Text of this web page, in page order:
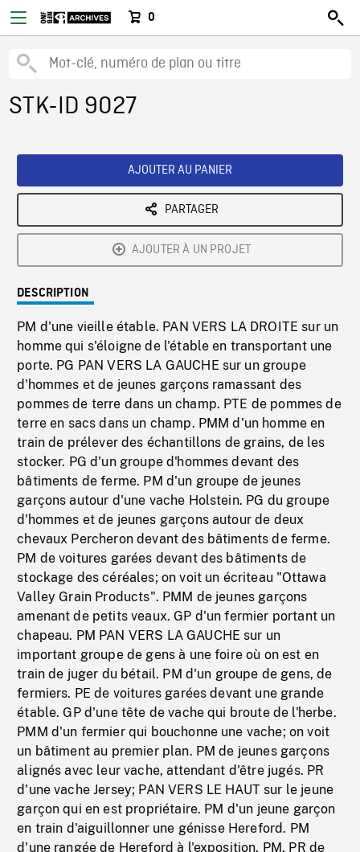
0
STK-ID 9027
AJOUTER AU PANIER
PARTAGER
AJOUTER À UN PROJET
DESCRIPTION
PM d'une vieille étable. PAN VERS LA DROITE sur un
homme qui s'éloigne de l'étable en transportant une
porte. PG PAN VERS LA GAUCHE sur un groupe
d'hommes et de jeunes garçons ramassant des
pommes de terre dans un champ. PTE de pommes de
terre en sacs dans un champ. PMM d'un homme en
train de prélever des échantillons de grains, de les
stocker. PG d'un groupe d'hommes devant des
bâtiments de ferme. PM d'un groupe de jeunes
garçons autour d'une vache Holstein. PG du groupe
d'hommes et de jeunes garçons autour de deux
chevaux Percheron devant des bâtiments de ferme.
PM de voitures garées devant des bâtiments de
stockage des céréales; on voit un écriteau "Ottawa
Valley Grain Products". PMM de jeunes garçons
amenant de petits veaux. GP d'un fermier portant un
chapeau. PM PAN VERS LA GAUCHE sur un
important groupe de gens à une foire où on est en
train de juger du bétail. PM d'un groupe de gens, de
fermiers. PE de voitures garées devant une grande
étable. GP d'une tête de vache qui broute de l'herbe.
PMM d'un fermier qui bouchonne une vache; on voit
un bâtiment au premier plan. PM de jeunes garçons
alignés avec leur vache, attendant d'être jugés. PR
d'une vache Jersey; PAN VERS LE HAUT sur le jeune
garçon qui en est propriétaire. PM d'un jeune garçon
en train d'aiguillonner une génisse Hereford. PM
d'une rangée de Hereford à l'exposition. PM, PR de